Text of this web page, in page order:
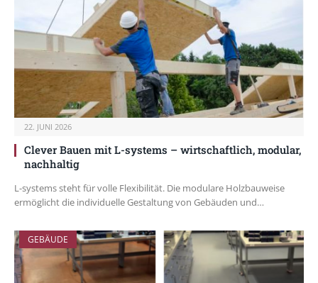
22. JUNI 2026
Clever Bauen mit L-systems – wirtschaftlich, modular,
nachhaltig
L-systems steht für volle Flexibilität. Die modulare Holzbauweise
ermöglicht die individuelle Gestaltung von Gebäuden und…
GEBÄUDE